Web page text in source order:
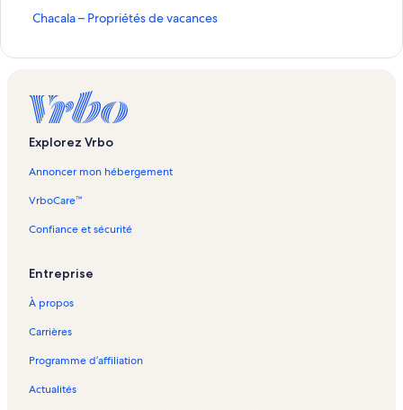
Chacala – Propriétés de vacances
C
l
a
P
o
p
i
é
d
e
a
a
Explorez Vrbo
Annoncer mon hébergement
VrboCare™
Confiance et sécurité
Entreprise
À propos
Carrières
Programme d’affiliation
Actualités